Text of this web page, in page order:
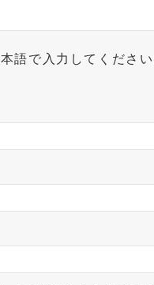
語で入力してくださ